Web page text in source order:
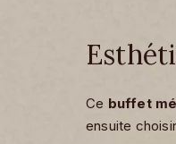
Ce buffet
ensuite